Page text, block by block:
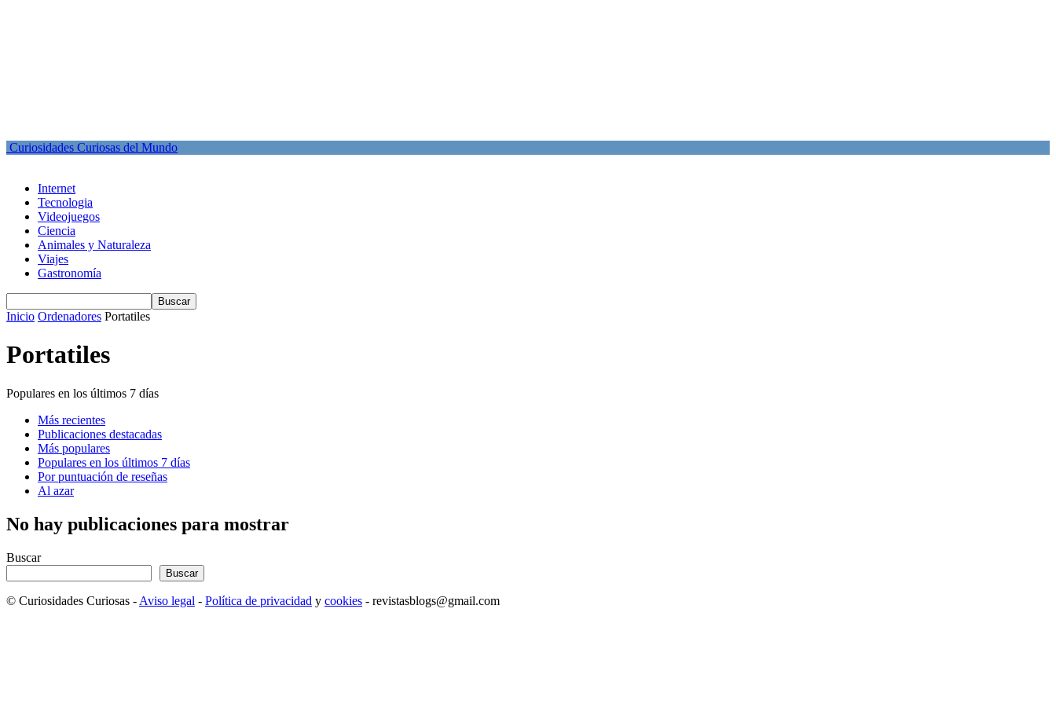
Curiosidades Curiosas del Mundo
Internet
Tecnologia
Videojuegos
Ciencia
Animales y Naturaleza
Viajes
Gastronomía
Inicio Ordenadores Portatiles
Portatiles
Populares en los últimos 7 días
Más recientes
Publicaciones destacadas
Más populares
Populares en los últimos 7 días
Por puntuación de reseñas
Al azar
No hay publicaciones para mostrar
Buscar
Buscar
© Curiosidades Curiosas - Aviso legal - Política de privacidad y cookies - revistasblogs@gmail.com